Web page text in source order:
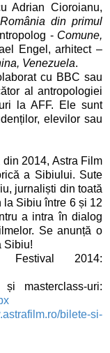
Adrian Cioroianu,
din primul
- Comune,
Engel, arhitect –
Venezuela.
cu BBC sau
al antropologiei
la AFF. Ele sunt
elevilor sau
2014, Astra Film
a Sibiului. Sute
jurnaliști din toată
la Sibiu între 6 și 12
a intra în dialog
Se anunță o
Sibiu!
2014:
masterclass-uri:
bilete-si-